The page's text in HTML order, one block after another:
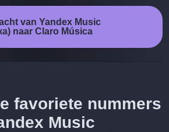
van Yandex Music
naar Claro Música
favoriete nummers
Music